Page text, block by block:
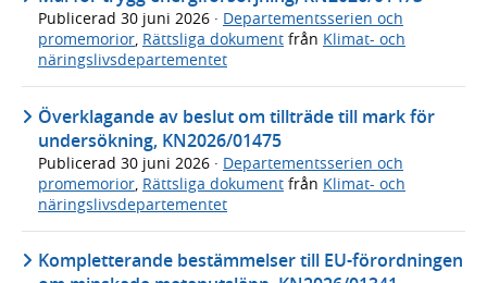
Publicerad 30 juni 2026 · Departementsserien och
promemorior, Rättsliga dokument från Klimat- och
näringslivsdepartementet
Överklagande av beslut om tillträde till mark för
undersökning, KN2026/01475
Publicerad 30 juni 2026 · Departementsserien och
promemorior Rättsliga dokument från Klimat- och
näringslivsdepartementet
Kompletterande bestämmelser till EU-förordningen